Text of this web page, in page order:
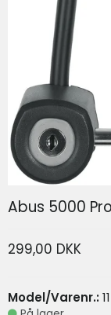
SP
Abus 5000
299,00 DKK
Model/Varenr.: